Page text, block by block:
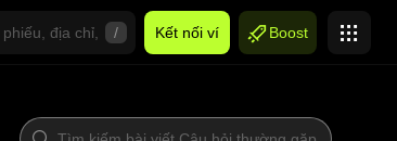
/ Kết nối ví Boost